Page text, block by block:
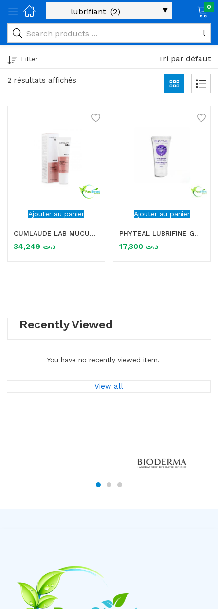
alimentaires)
médical)
0
2 résultats affichés
Filter Tri par défaut
Ajouter au panier
CUMLAUDE LAB MUCUS GEL LUBRIFIANT 30ML
د.ت
Ajouter au panier
PHYTEAL LUBRIFINE GEL LUBRIFIANT INTIME 50ML
د.ت
Recently Viewed
You have no recently viewed item.
View all